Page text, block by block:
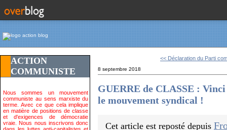
ACTION
COMMUNISTE
Nous sommes un mouvement
communiste au sens marxiste du
terme. Avec ce que cela implique
en matière de positions de classe
et d'exigences de démocratie
vraie. Nous nous inscrivons donc
<< Déclaration du Parti
8 septembre 2018
GUERRE de CLASSE :
le mouvement syndical !
Cet article est reposté depuis